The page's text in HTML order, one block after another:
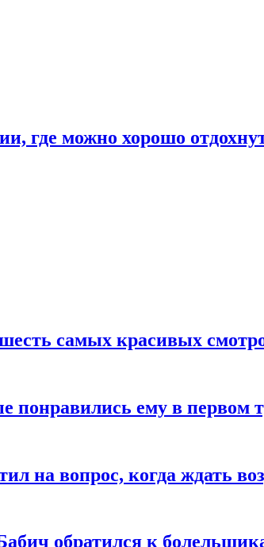
где можно хорошо
самых красивых
понравились ему в первом
на вопрос, когда ждать
обратился к